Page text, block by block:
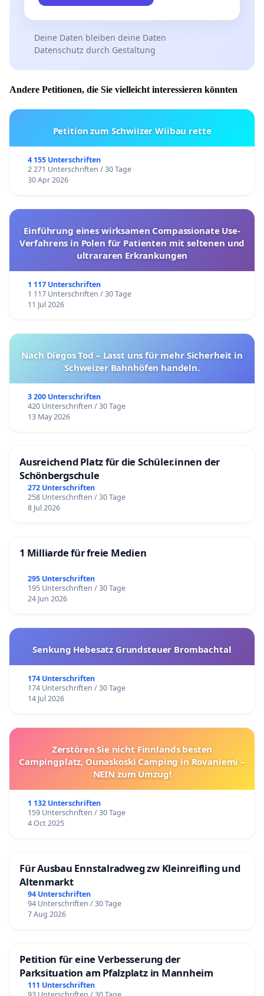
Deine Daten bleiben deine Daten
Datenschutz durch Gestaltung
Andere Petitionen, die Sie vielleicht interessieren könnten
Petition zum Schwiizer Wiibau rette
4 155 Unterschriften
2 271 Unterschriften / 30 Tage
30 Apr 2026
Einführung eines wirksamen Compassionate Use-
Verfahrens in Polen für Patienten mit seltenen und
ultrararen Erkrankungen
1 117 Unterschriften
1 117 Unterschriften / 30 Tage
11 Jul 2026
Nach Diegos Tod – Lasst uns für mehr Sicherheit in
Schweizer Bahnhöfen handeln.
3 200 Unterschriften
420 Unterschriften / 30 Tage
13 May 2026
Ausreichend Platz für die Schüler.innen der
Schönbergschule
272 Unterschriften
258 Unterschriften / 30 Tage
8 Jul 2026
1 Milliarde für freie Medien
295 Unterschriften
195 Unterschriften / 30 Tage
24 Jun 2026
Senkung Hebesatz Grundsteuer Brombachtal
174 Unterschriften
174 Unterschriften / 30 Tage
14 Jul 2026
Zerstören Sie nicht Finnlands besten
Campingplatz, Ounaskoski Camping in Rovaniemi –
NEIN zum Umzug!
1 132 Unterschriften
159 Unterschriften / 30 Tage
4 Oct 2025
Für Ausbau Ennstalradweg zw Kleinreifling und
Altenmarkt
94 Unterschriften
94 Unterschriften / 30 Tage
7 Aug 2026
Petition für eine Verbesserung der
Parksituation am Pfalzplatz in Mannheim
111 Unterschriften